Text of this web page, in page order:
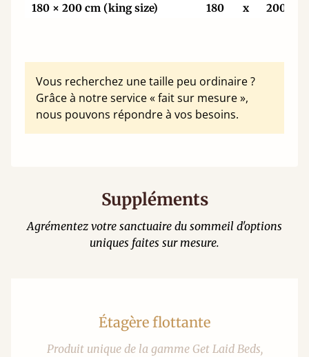
180 × 200 cm (king size)
180 x 200
Vous recherchez une taille peu ordinaire ?
Grâce à notre service « fait sur mesure »,
nous pouvons répondre à vos besoins.
Suppléments
Agrémentez votre sanctuaire du sommeil d'options
uniques faites sur mesure.
Étagère flottante
Produit unique de la gamme Get Laid Beds,